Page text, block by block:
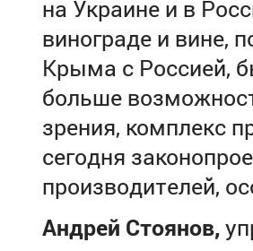
на Украине и в
винограде и вине,
Крыма с Россией,
больше
зрения, комплекс
сегодня
производителей,
Андрей Стоянов,